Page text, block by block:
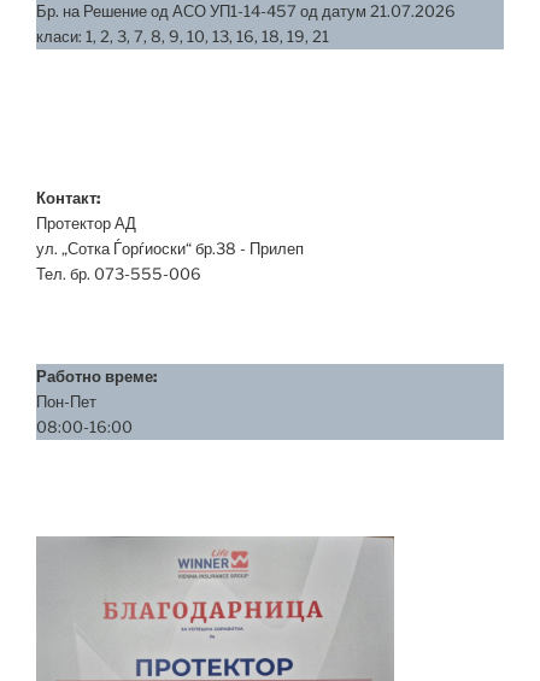
Бр. на Решение од АСО УП1-14-457 од датум 21.07.2026
класи: 1, 2, 3, 7, 8, 9, 10, 13, 16, 18, 19, 21
Контакт:
Протектор АД
ул. „Сотка Ѓорѓиоски“ бр.38 - Прилеп
Тел. бр. 073-555-006
Работно време:
Пон-Пет
08:00-16:00